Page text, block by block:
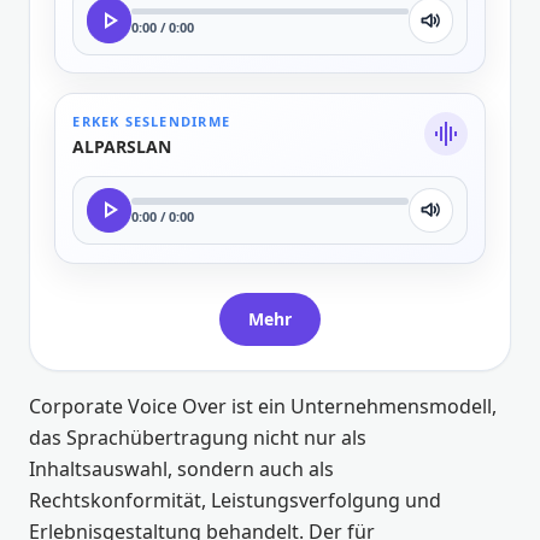
play_arrow 0:00 / 0:00
ERKEK SESLENDIRME
ALPARSLAN graphic_eq
play_arrow 0:00 / 0:00
Mehr
Corporate Voice Over ist ein Unternehmensmodell,
das Sprachübertragung nicht nur als
Inhaltsauswahl, sondern auch als
Rechtskonformität, Leistungsverfolgung und
Erlebnisgestaltung behandelt. Der für